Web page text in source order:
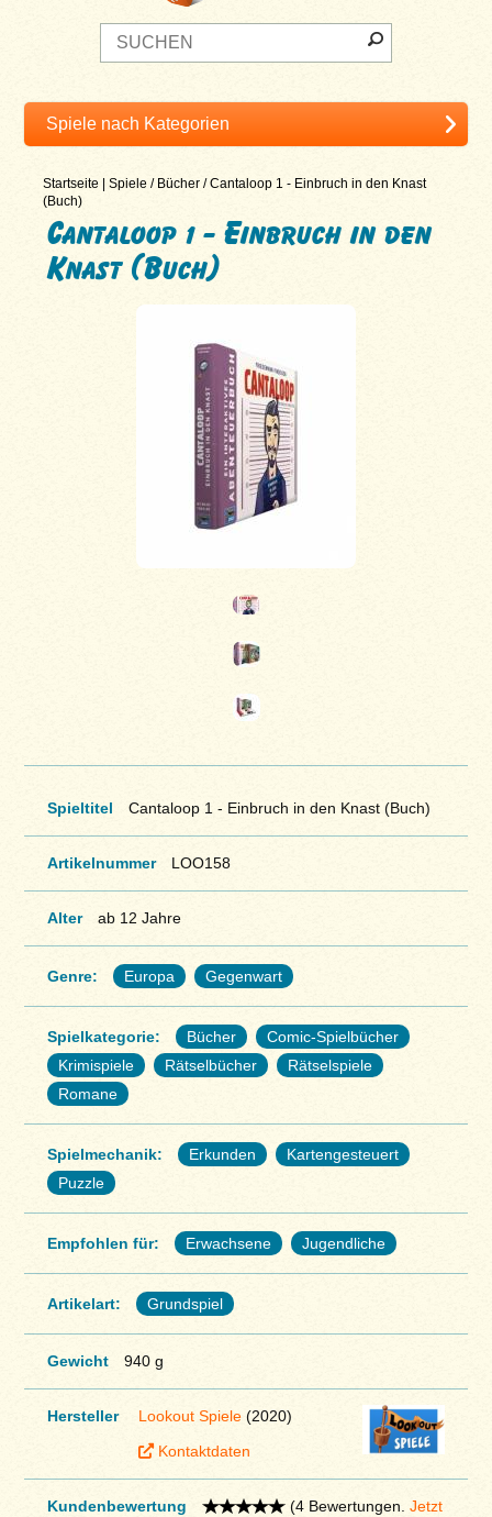
Startseite |Spiele / Bücher /Cantaloop 1 - Einbruch in den Knast
(Buch)
Cantaloop 1 - Einbruch in den
Knast (Buch)
Spieltitel Cantaloop 1 - Einbruch in den Knast (Buch)
Artikelnummer LOO158
Alter ab 12 Jahre
Genre: Europa Gegenwart
Spielkategorie: Bücher
Comic-Spielbücher
Krimispiele
Rätselbücher
Rätselspiele
Romane
Spielmechanik: Erkunden
Kartengesteuert
Puzzle
Empfohlen für: Erwachsene Jugendliche
Artikelart: Grundspiel
Gewicht 940 g
Hersteller Lookout Spiele(2020)
Kontaktdaten
Kundenbewertung (4 Bewertungen. Jetzt